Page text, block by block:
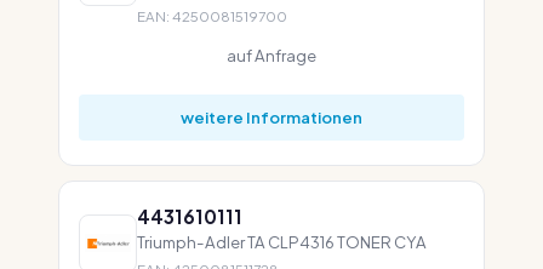
EAN: 4250081519700
auf Anfrage
weitere Informationen
4431610111
Triumph-Adler TA CLP4316 TONER CYA